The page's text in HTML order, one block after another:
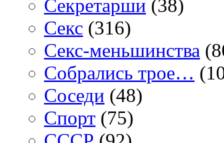
Секретарши (38)
Секс (316)
Секс-меньшинства
Собрались трое…
Соседи (48)
Спорт (75)